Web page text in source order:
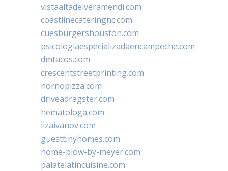
vistaaltadelveramendi.com
coastlinecateringnc.com
cuesburgershouston.com
psicologiaespecializadaencampeche.com
dmtacos.com
crescentstreetprinting.com
hornopizza.com
driveadragster.com
hematologa.com
lizaivanov.com
guesttinyhomes.com
home-plow-by-meyer.com
palatelatincuisine.com